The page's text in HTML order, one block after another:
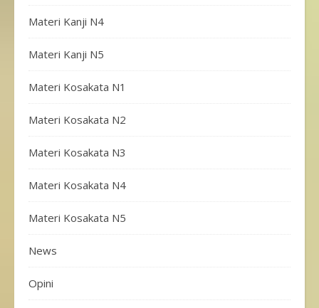
Materi Kanji N4
Materi Kanji N5
Materi Kosakata N1
Materi Kosakata N2
Materi Kosakata N3
Materi Kosakata N4
Materi Kosakata N5
News
Opini